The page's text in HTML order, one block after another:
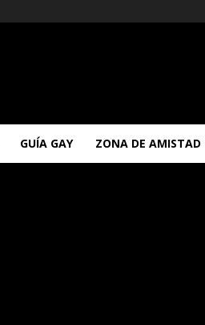
GUÍA GAY ZONA DE AMISTAD